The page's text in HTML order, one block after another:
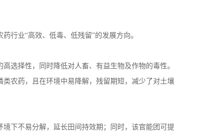
药行业“高效、低毒、低残留”的发展方向。
选择性，同时降低对人畜、有益生物及作物的毒性。
农药，且在环境中易降解，残留期短，减少了对土壤
下不易分解，延长田间持效期；同时，该官能团可提